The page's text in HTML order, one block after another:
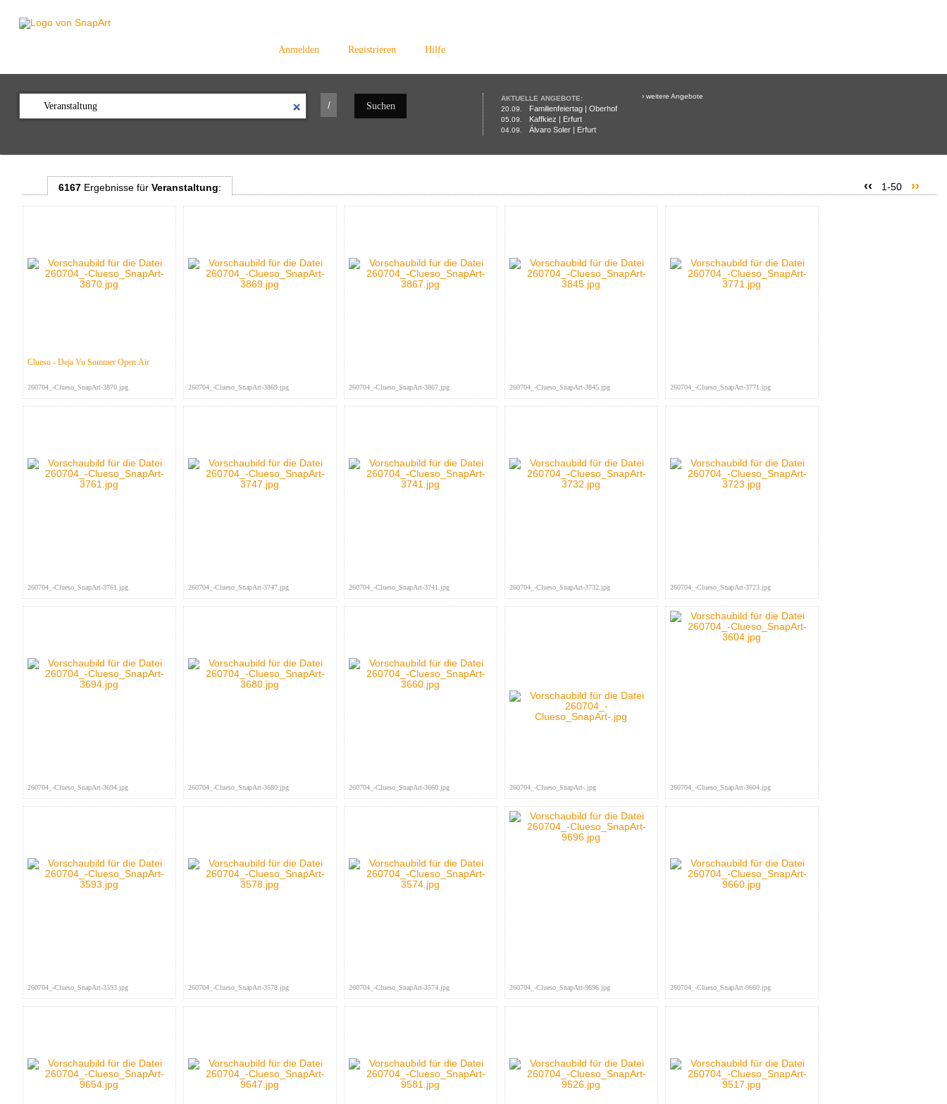
Anmelden Registrieren Hilfe
/ Suchen
› weitere Angebote
AKTUELLE ANGEBOTE:
20.09.
Familienfeiertag | Oberhof
05.09. Kaffkiez | Erfurt
04.09. Álvaro Soler | Erfurt
6167Ergebnisse für Veranstaltung: ‹‹ 1-50 ››
Clueso - Deja Vu Sommer Open Air
260704_-Clueso_SnapArt-3870.jpg 260704_-Clueso_SnapArt-3869.jpg 260704_-Clueso_SnapArt-3867.jpg 260704_-Clueso_SnapArt-3845.jpg 260704_-Clueso_SnapArt-3771.jpg
260704_-Clueso_SnapArt-3761.jpg 260704_-Clueso_SnapArt-3747.jpg 260704_-Clueso_SnapArt-3741.jpg 260704_-Clueso_SnapArt-3732.jpg 260704_-Clueso_SnapArt-3723.jpg
260704_-Clueso_SnapArt-3694.jpg 260704_-Clueso_SnapArt-3680.jpg 260704_-Clueso_SnapArt-3660.jpg 260704_-Clueso_SnapArt-.jpg 260704_-Clueso_SnapArt-3604.jpg
260704_-Clueso_SnapArt-3593.jpg 260704_-Clueso_SnapArt-3578.jpg 260704_-Clueso_SnapArt-3574.jpg 260704_-Clueso_SnapArt-9696.jpg 260704_-Clueso_SnapArt-9660.jpg